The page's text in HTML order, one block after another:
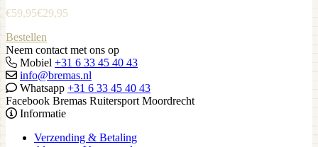
€59,95€29,95
Bestellen
Neem contact met ons op
Mobiel +31 6 33 45 40 43
info@bremas.nl
Whatsapp +31 6 33 45 40 43
Facebook Bremas Ruitersport Moordrecht
Informatie
Verzending & Betaling